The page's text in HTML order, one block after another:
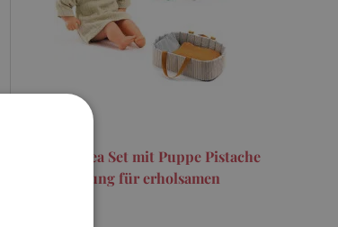
Baby Pomea Set mit Puppe Pistache
- Ausstattung für erholsamen